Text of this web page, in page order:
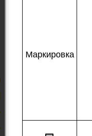
Мар­ки­ров­ка